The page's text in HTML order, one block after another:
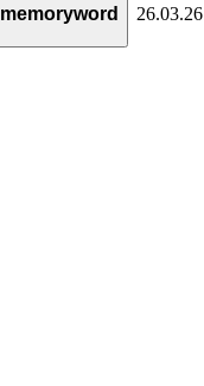
memoryword 26.03.26